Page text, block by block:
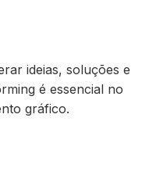
ideias, soluções e
é essencial no
gráfico.